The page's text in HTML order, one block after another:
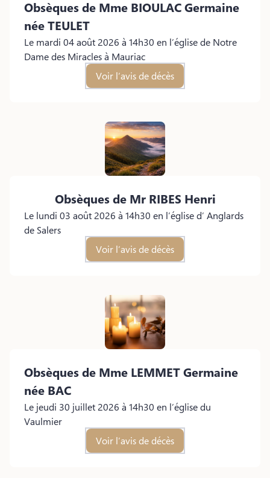
Obsèques de Mme BIOULAC Germaine
née TEULET
Le mardi 04 août 2026 à 14h30 en l’église de Notre
Dame des Miracles à Mauriac
Voir l’avis de décès
Obsèques de Mr RIBES Henri
Le lundi 03 août 2026 à 14h30 en l’église d’ Anglards
de Salers
Voir l’avis de décès
Obsèques de Mme LEMMET Germaine
née BAC
Le jeudi 30 juillet 2026 à 14h30 en l’église du
Vaulmier
Voir l’avis de décès